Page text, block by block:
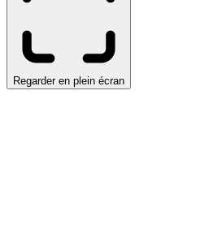
Regarder en plein écran